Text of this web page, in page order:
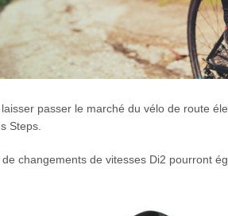
passer le marché du vélo de route
Steps.
changements de vitesses Di2 pourront